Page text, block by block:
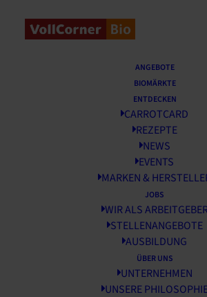
ANGEBOTE
BIOMÄRKTE
ENTDECKEN
CARROTCARD
REZEPTE
NEWS
EVENTS
MARKEN &
JOBS
WIR ALS
STELLENANGEBOTE
AUSBILDUNG
ÜBER UNS
UNTERNEHMEN
UNSERE
Faire Schnittblumen
Faire